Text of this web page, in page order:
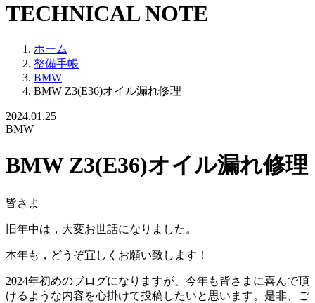
TECHNICAL NOTE
ホーム
整備手帳
BMW
BMW Z3(E36)オイル漏れ修理
2024.01.25
BMW
BMW Z3(E36)オイル漏れ修理
皆さま
旧年中は，大変お世話になりました。
本年も，どうぞ宜しくお願い致します！
2024年初めのブログになりますが、今年も皆さまに喜んで頂
けるような内容を心掛けて投稿したいと思います。是非、ご